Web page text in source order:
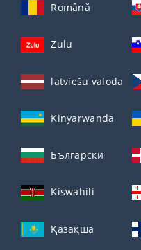
Română
Zulu
latviešu valoda
Kinyarwanda
Български
Kiswahili
Қазақша